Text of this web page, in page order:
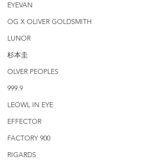
EYEVAN
OG X OLIVER GOLDSMITH
LUNOR
杉本圭
OLVER PEOPLES
999.9
LEOWL IN EYE
EFFECTOR
FACTORY 900
RIGARDS